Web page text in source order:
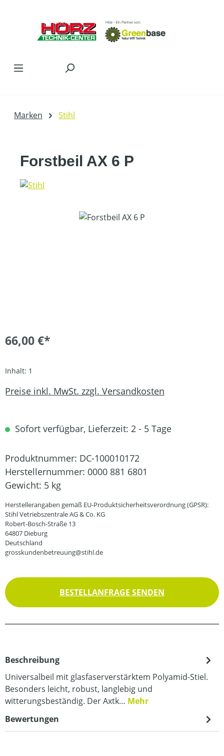
Marken Stihl
Forstbeil AX 6 P
Bildergalerie überspringen
66,00 €*
Inhalt: 1
Preise inkl. MwSt. zzgl. Versandkosten
Sofort verfügbar, Lieferzeit: 2 - 5 Tage
Produktnummer: DC-100010172
Herstellernummer: 0000 881 6801
Gewicht: 5 kg
Herstellerangaben gemäß EU-Produktsicherheitsverordnung (GPSR):
Stihl Vetriebszentrale AG & Co. KG
Robert-Bosch-Straße 13
64807 Dieburg
Deutschland
grosskundenbetreuung@stihl.de
BESTELLANFRAGE SENDEN
Beschreibung
Universalbeil mit glasfaserverstärktem Polyamid-Stiel.
Besonders leicht, robust, langlebig und
witterungsbeständig. Der Axtk… Mehr
Bewertungen